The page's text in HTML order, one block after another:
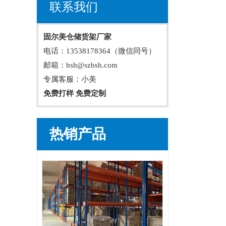
联系我们
固尔美仓储货架厂家
电话：13538178364（微信同号）
邮箱：bsh@szbsh.com
专属客服：小美
免费打样 免费定制
热销产品